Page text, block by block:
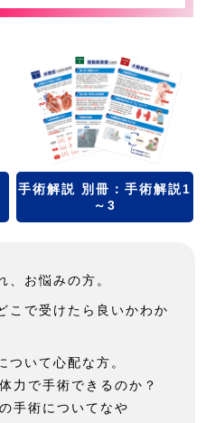
、お悩みの方。
こで受けたら良いかわか
ついて心配な方。
力で手術できるのか？
手術についてなや
手術解説 別冊：手術解説1
～3